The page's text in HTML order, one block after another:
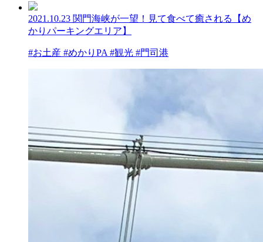
2021.10.23 関門海峡が一望！見て食べて癒される【め
かりパーキングエリア】
#お土産 #めかりPA #観光 #門司港